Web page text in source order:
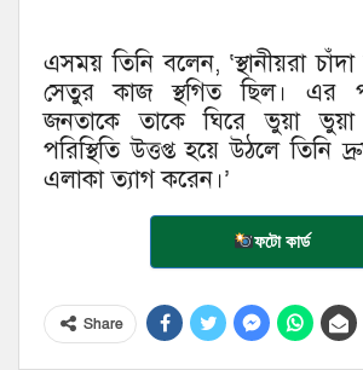
এসময় তিনি বলেন, ‘স্থানীয়রা
সেতুর কাজ স্থগিত ছিল। এর
জনতাকে তাকে ঘিরে ভুয়া ভুয়া
পরিস্থিতি উত্তপ্ত হয়ে উঠলে তিনি
এলাকা ত্যাগ করেন।’
ফটো কার্ড
Share